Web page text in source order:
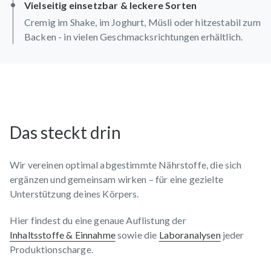
Vielseitig einsetzbar & leckere Sorten
Cremig im Shake, im Joghurt, Müsli oder hitzestabil zum
Backen - in vielen Geschmacksrichtungen erhältlich.
Das steckt drin
Wir vereinen optimal abgestimmte Nährstoffe, die sich
ergänzen und gemeinsam wirken – für eine gezielte
Unterstützung deines Körpers.
Hier findest du eine genaue Auflistung der
Inhaltsstoffe & Einnahmesowie die Laboranalysenjeder
Produktionscharge.